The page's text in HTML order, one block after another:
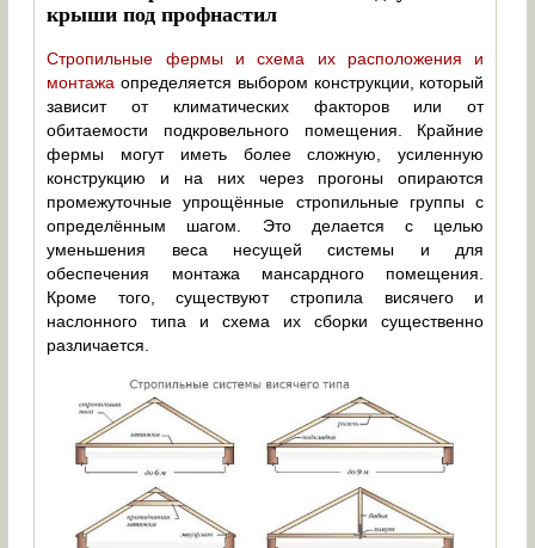
крыши под профнастил
Стропильные фермы и схема их расположения и
монтажа определяется выбором конструкции, который
зависит от климатических факторов или от
обитаемости подкровельного помещения. Крайние
фермы могут иметь более сложную, усиленную
конструкцию и на них через прогоны опираются
промежуточные упрощённые стропильные группы с
определённым шагом. Это делается с целью
уменьшения веса несущей системы и для
обеспечения монтажа мансардного помещения.
Кроме того, существуют стропила висячего и
наслонного типа и схема их сборки существенно
различается.